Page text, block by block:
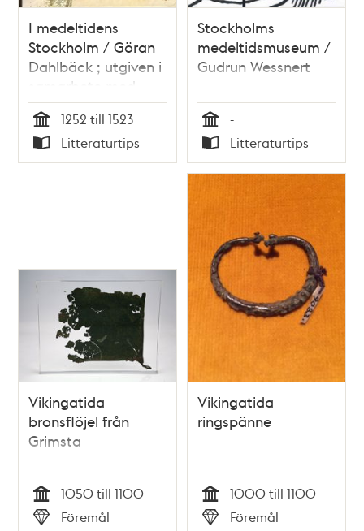
I medeltidens
Stockholm / Göran
Dahlbäck ; utgiven i
samarbete med
Stockholms
medeltidsmuseum
Tid
1252 till 1523
Typ
Litteraturtips
Stockholms
medeltidsmuseum /
Gudrun Wessnert
Tid
-
Typ
Litteraturtips
Vikingatida
bronsflöjel från
Grimsta
Tid
1050 till 1100
Föremål
Vikingatida
ringspänne
Tid
1000 till 1100
Föremål